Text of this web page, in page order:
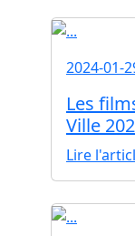
2024-01-
Les
Ville
Lire